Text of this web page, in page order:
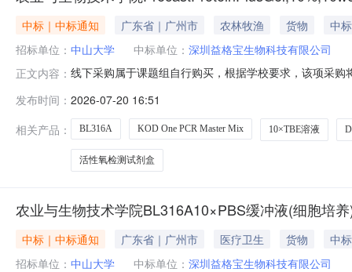
中标｜中标通知 广东省｜广州市 农林牧渔 货物
中
招标单位： 中山大学 中标单位： 深圳益格宝生物科技有限公司
正文内容： 线下采购属于课题组自行购买，根据学校要求，该项采
价深圳益格宝生物科技有限公司蛋白酶抑制剂通用型
发布时间： 2026-07-20 16:51
相关产品：
BL316A KOD One PCR Master Mix 10×TBE溶液
活性氧检测试剂盒
农业与生物技术学院BL316A10×PBS缓冲液(细胞培
中标｜中标通知 广东省｜广州市 医疗卫生 货物
中
招标单位： 中山大学 中标单位： 深圳益格宝生物科技有限公司